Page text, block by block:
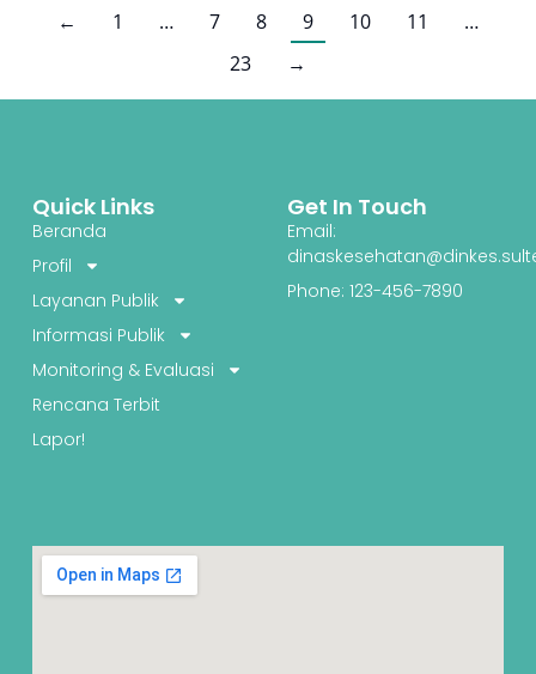
← 1 … 7 8 9 10 11
…
23
→
Quick Links
Beranda
Profil
Layanan Publik
Informasi Publik
Monitoring & Evaluasi
Rencana Terbit
Lapor!
Get In Touch
Email:
Phone: 123-456-7890